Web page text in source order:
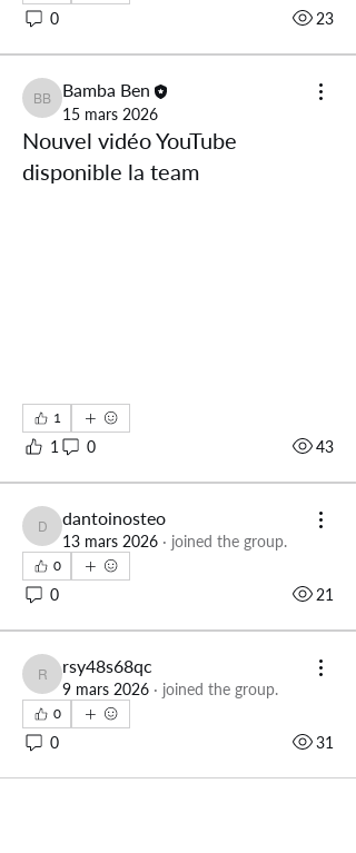
0 23
Bamba Ben
Bamba Ben
15 mars 2026
Nouvel vidéo YouTube
disponible la team
1
1 0 43
dantoinosteo
dantoinosteo
13 mars 2026 · joined the group.
0
0 21
rsy48s68qc
rsy48s68qc
9 mars 2026 · joined the group.
0
0 31